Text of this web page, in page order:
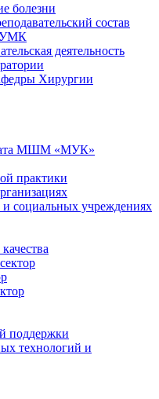
болезни
состав
УМК
деятельность
Хирургии
МШМ «МУК»
практики
и социальных учреждениях
поддержки
технологий и